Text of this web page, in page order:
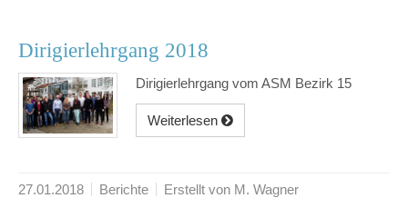
Dirigierlehrgang 2018
Dirigierlehrgang vom ASM Bezirk 15
Weiterlesen
27.01.2018 Berichte Erstellt von M. Wagner